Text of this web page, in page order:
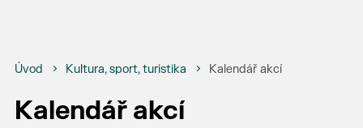
Úvod Kultura, sport, turistika Kalendář akcí
Kalendář akcí